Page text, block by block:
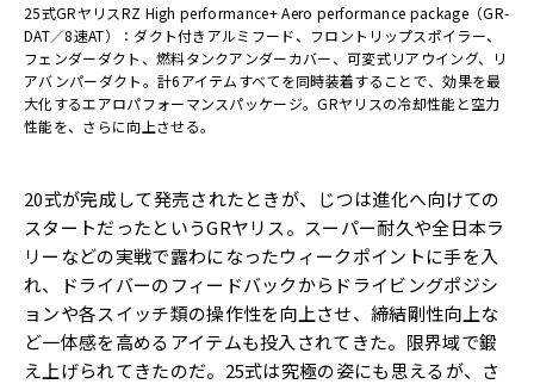
25式GRヤリスRZ High performance+ Aero performance package（GR-
DAT／8速AT）：ダクト付きアルミフード、フロントリップスポイラー、
フェンダーダクト、燃料タンクアンダーカバー、可変式リアウイング、リ
アバンパーダクト。計6アイテムすべてを同時装着することで、効果を最
大化するエアロパフォーマンスパッケージ。GRヤリスの冷却性能と空力
性能を、さらに向上させる。
20式が完成して発売されたときが、じつは進化へ向けての
スタートだったというGRヤリス。スーパー耐久や全日本ラ
リーなどの実戦で露わになったウィークポイントに手を入
れ、ドライバーのフィードバックからドライビングポジシ
ョンや各スイッチ類の操作性を向上させ、締結剛性向上な
ど一体感を高めるアイテムも投入されてきた。限界域で鍛
え上げられてきたのだ。25式は究極の姿にも思えるが、さ